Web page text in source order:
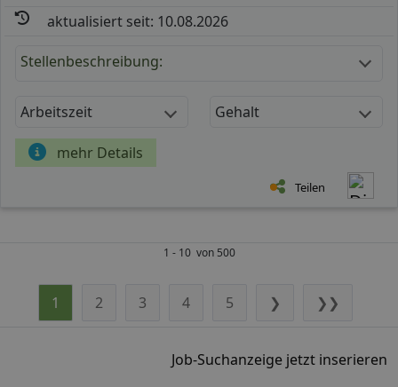
aktualisiert seit: 10.08.2026
Stellenbeschreibung:
Arbeitszeit Gehalt
mehr Details
Teilen
1 - 10 von 500
1 2 3 4 5 ❯ ❯❯
Job-Suchanzeige jetzt inserieren